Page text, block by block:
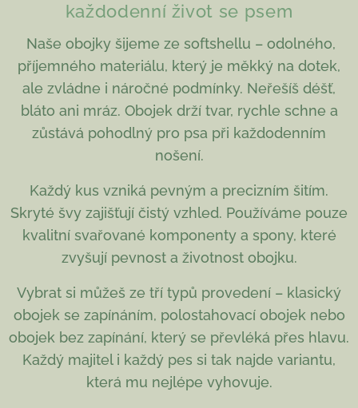
každodenní život se psem
Naše obojky šijeme ze softshellu – odolného,
příjemného materiálu, který je měkký na dotek,
ale zvládne i náročné podmínky. Neřešíš déšť,
bláto ani mráz. Obojek drží tvar, rychle schne a
zůstává pohodlný pro psa při každodenním
nošení.
Každý kus vzniká pevným a precizním šitím.
Skryté švy zajišťují čistý vzhled. Používáme pouze
kvalitní svařované komponenty a spony, které
zvyšují pevnost a životnost obojku.
Vybrat si můžeš ze tří typů provedení – klasický
obojek se zapínáním, polostahovací obojek nebo
obojek bez zapínání, který se převléká přes hlavu.
Každý majitel i každý pes si tak najde variantu,
která mu nejlépe vyhovuje.